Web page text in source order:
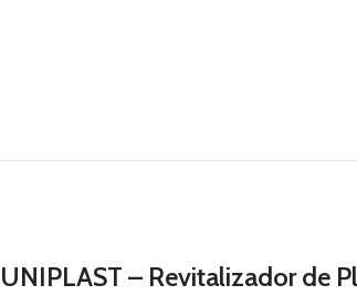
UNIPLAST – Revitalizador de